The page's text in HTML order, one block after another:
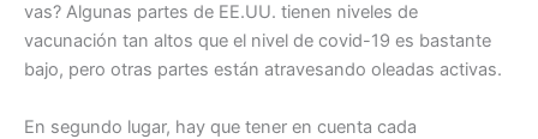
vas? Algunas partes de EE.UU. tienen niveles de
vacunación tan altos que el nivel de covid-19 es bastante
bajo, pero otras partes están atravesando oleadas activas.
En segundo lugar, hay que tener en cuenta cada